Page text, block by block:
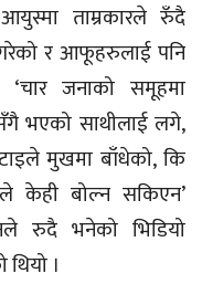
ताम्रकारले रुँदै
गरेको र आफूहरुलाई पनि
जनाको समूहमा
भएको साथीलाई लगे,
मुखमा बाँधेको, कि
केही बोल्न सकिएन’
रुदै भनेको भिडियो
।